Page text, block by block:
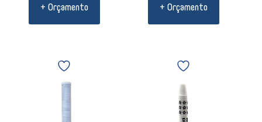
+ Orçamento + Orçamento
poupa
copo
Exaccta
copo
unidades
80ml